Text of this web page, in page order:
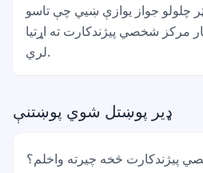
چلولو جواز یوازې ښیي چې تاسو
مرکز شخصي پیژندکارت ته اړتیا
لري.
ډیر پوښتل شوي پوښتنې
پیژندکارت څخه چیرته واخلم؟